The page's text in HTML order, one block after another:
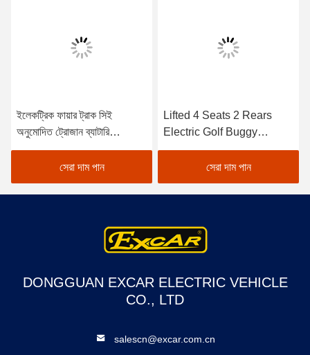
ইলেকট্রিক ফায়ার ট্রাক সিই
অনুমোদিত ট্রোজান ব্যাটারি
ইলেকট্রিক গল্ফ কার্ট
সেরা দাম পান
Lifted 4 Seats 2 Rears
Electric Golf Buggy
Lithium Battery
Accessories
Customizable
সেরা দাম পান
DONGGUAN EXCAR ELECTRIC VEHICLE
CO., LTD
salescn@excar.com.cn